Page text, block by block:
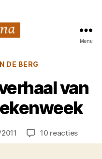
Menu
DE BERG
van
10 reactiesop
Het